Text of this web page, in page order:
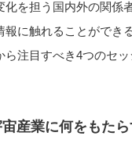
を担う国内外の関係
報に触れることができ
ら注目すべき4つのセ
産業に何をもた